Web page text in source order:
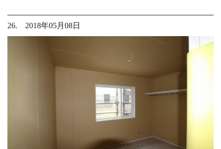
26. 2018年05月08日